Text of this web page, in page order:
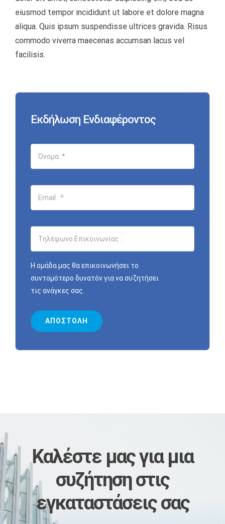
eiusmod tempor incididunt ut labore et dolore magna
aliqua. Quis ipsum suspendisse ultrices gravida. Risus
commodo viverra maecenas accumsan lacus vel
facilisis.
Εκδήλωση Ενδιαφέροντος
Η ομάδα μας θα επικοινωνήσει το
συντομότερο δυνατόν για να συζητήσει
τις ανάγκες σας.
ΑΠΟΣΤΟΛΉ
Καλέστε μας​για μια
συζήτηση στις
εγκαταστάσεις σας